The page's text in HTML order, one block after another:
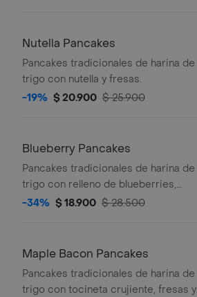
Nutella Pancakes
Pancakes tradicionales de harina de
trigo con nutella y fresas.
-19% $ 20.900 $ 25.900
Blueberry Pancakes
Pancakes tradicionales de harina de
trigo con relleno de blueberries,
tajadas de banano y maple syrup.
-34% $ 18.900 $ 28.500
Maple Bacon Pancakes
Pancakes tradicionales de harina de
trigo con tocineta crujiente, fresas y